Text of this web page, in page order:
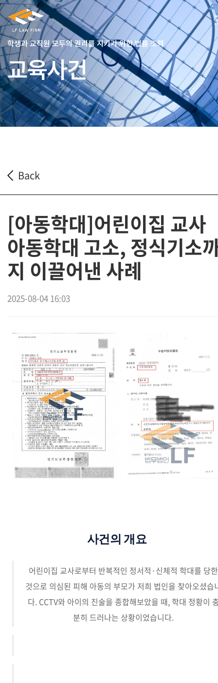
학생과 교직원 모두의 권리를 지키기 위한 법률 조력
교육사건
Back
[아동학대]어린이집 교사
아동학대 고소, 정식기소
지 이끌어낸 사례
2025-08-04 16:03
사건의 개요
어린이집 교사로부터 반복적인 정서적·신체적 학대를 당한
것으로 의심된 피해 아동의 부모가 저희 법인을 찾아오셨습
다. CCTV와 아이의 진술을 종합해보았을 때, 학대 정황이
분히 드러나는 상황이었습니다.